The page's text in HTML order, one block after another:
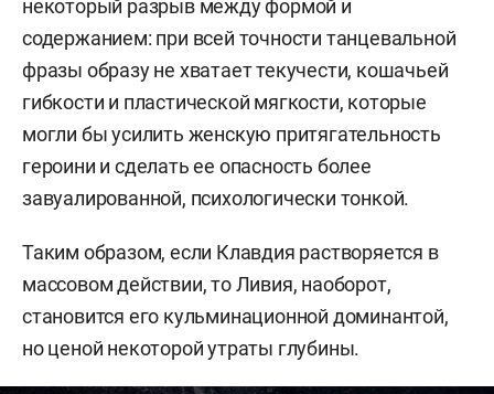
некоторый разрыв между формой и
содержанием: при всей точности танцевальной
фразы образу не хватает текучести, кошачьей
гибкости и пластической мягкости, которые
могли бы усилить женскую притягательность
героини и сделать ее опасность более
завуалированной, психологически тонкой.
Таким образом, если Клавдия растворяется в
массовом действии, то Ливия, наоборот,
становится его кульминационной доминантой,
но ценой некоторой утраты глубины.